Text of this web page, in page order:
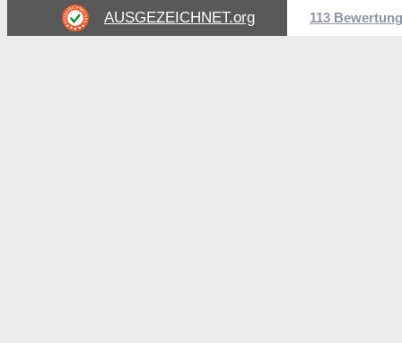
AUSGEZEICHNET.org 113